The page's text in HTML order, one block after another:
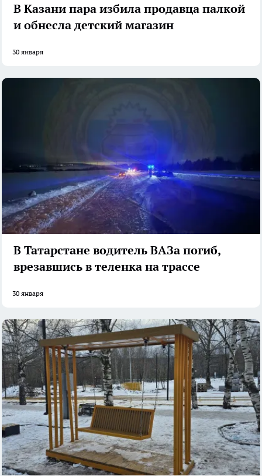
В Казани пара избила продавца палкой
и обнесла детский магазин
30 января
В Татарстане водитель ВАЗа погиб,
врезавшись в теленка на трассе
30 января